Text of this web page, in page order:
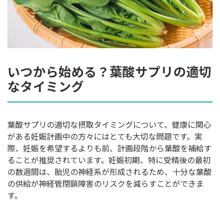
いつから始める？葉酸サプリの適切
なタイミング
葉酸サプリの適切な摂取タイミングについて、健康に関心
がある妊娠計画中の方々にはとても大切な問題です。実
際、妊娠を希望するよりも前、計画段階から葉酸を補給す
ることが推奨されています。妊娠初期、特に受精後の最初
の数週間は、胎児の神経系が形成されるため、十分な葉酸
の供給が神経管閉鎖障害のリスクを減らすことができま
す。